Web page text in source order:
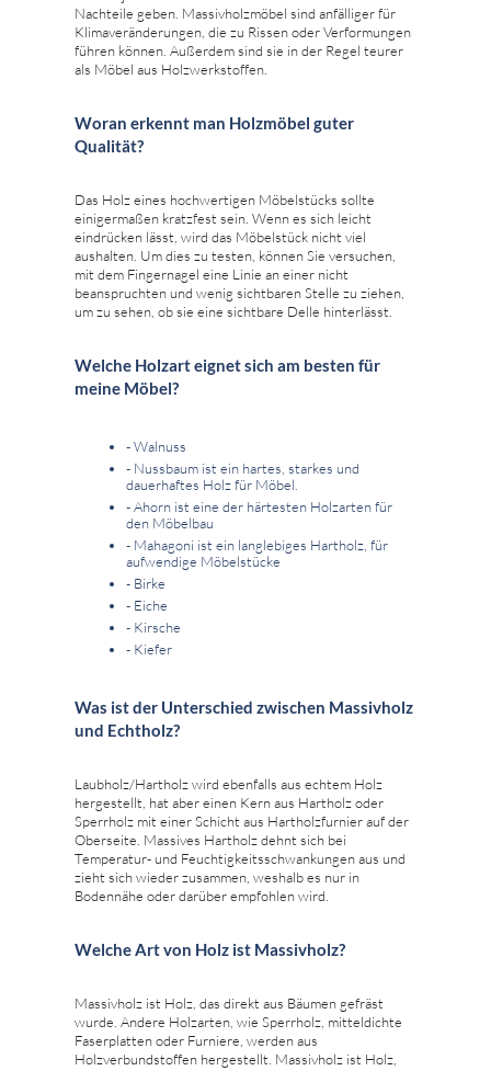
Nachteile geben. Massivholzmöbel sind anfälliger für
Klimaveränderungen, die zu Rissen oder Verformungen
führen können. Außerdem sind sie in der Regel teurer
als Möbel aus Holzwerkstoffen.
Woran erkennt man Holzmöbel guter
Qualität?
Das Holz eines hochwertigen Möbelstücks sollte
einigermaßen kratzfest sein. Wenn es sich leicht
eindrücken lässt, wird das Möbelstück nicht viel
aushalten. Um dies zu testen, können Sie versuchen,
mit dem Fingernagel eine Linie an einer nicht
beanspruchten und wenig sichtbaren Stelle zu ziehen,
um zu sehen, ob sie eine sichtbare Delle hinterlässt.
Welche Holzart eignet sich am besten für
meine Möbel?
- Walnuss
- Nussbaum ist ein hartes, starkes und
dauerhaftes Holz für Möbel.
- Ahorn ist eine der härtesten Holzarten für
den Möbelbau
- Mahagoni ist ein langlebiges Hartholz, für
aufwendige Möbelstücke
- Birke
- Eiche
- Kirsche
- Kiefer
Was ist der Unterschied zwischen Massivholz
und Echtholz?
Laubholz/Hartholz wird ebenfalls aus echtem Holz
hergestellt, hat aber einen Kern aus Hartholz oder
Sperrholz mit einer Schicht aus Hartholzfurnier auf der
Oberseite. Massives Hartholz dehnt sich bei
Temperatur- und Feuchtigkeitsschwankungen aus und
zieht sich wieder zusammen, weshalb es nur in
Bodennähe oder darüber empfohlen wird.
Welche Art von Holz ist Massivholz?
Massivholz ist Holz, das direkt aus Bäumen gefräst
wurde. Andere Holzarten, wie Sperrholz, mitteldichte
Faserplatten oder Furniere, werden aus
Holzverbundstoffen hergestellt. Massivholz ist Holz,